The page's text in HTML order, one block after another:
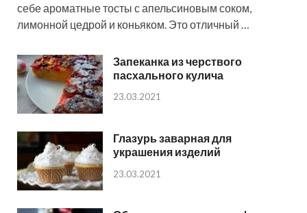
себе ароматные тосты с апельсиновым соком,
лимонной цедрой и коньяком. Это отличный …
Запеканка из черствого
пасхального кулича
23.03.2021
Глазурь заварная для
украшения изделий
23.03.2021